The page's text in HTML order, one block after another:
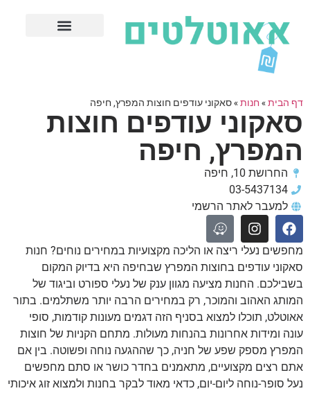
דף הבית» חנות»סאקוני עודפים חוצות המפרץ, חיפה
סאקוני עודפים חוצות
המפרץ, חיפה
החרושת 10, חיפה
03-5437134
למעבר לאתר הרשמי
מחפשים נעלי ריצה או הליכה מקצועיות במחירים נוחים? חנות
סאקוני עודפים בחוצות המפרץ שבחיפה היא בדיוק המקום
בשבילכם. החנות מציעה מגוון ענק של נעלי ספורט וביגוד של
המותג האהוב והמוכר, רק במחירים הרבה יותר משתלמים. בתור
אאוטלט, תוכלו למצוא בסניף הזה דגמים מעונות קודמות, סופי
עונה ומידות אחרונות בהנחות מעולות. מתחם הקניות של חוצות
המפרץ מספק שפע של חניה, כך שההגעה נוחה ופשוטה. בין אם
אתם רצים מקצועיים, מתאמנים בחדר כושר או סתם מחפשים
נעל סופר-נוחה ליום-יום, כדאי מאוד לבקר בחנות ולמצוא זוג איכותי